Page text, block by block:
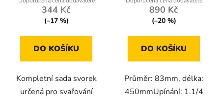
344 Kč
(–17 %)
DO KOŠÍKU
Kompletní sada svorek
určená pro svařování
890 Kč
(–20 %)
DO KOŠÍKU
Průměr: 83mm, délka:
450mmUpínání: 1.1/4